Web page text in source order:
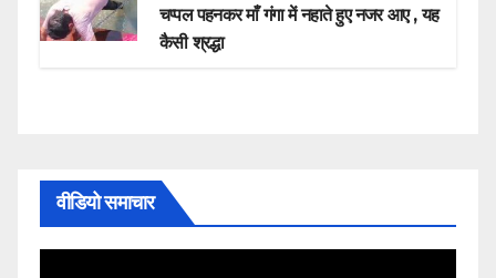
चप्पल पहनकर माँ गंगा में नहाते हुए नजर आए , यह
कैसी श्रद्धा
वीडियो समाचार